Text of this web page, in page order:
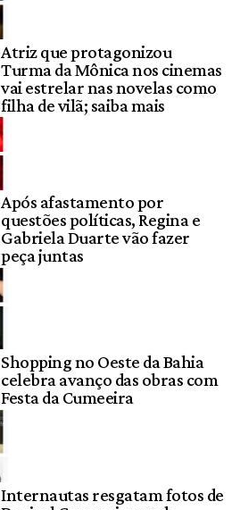
Atriz que protagonizou
Turma da Mônica nos cinemas
vai estrelar nas novelas como
filha de vilã; saiba mais
Após afastamento por
questões políticas, Regina e
Gabriela Duarte vão fazer
peça juntas
Shopping no Oeste da Bahia
celebra avanço das obras com
Festa da Cumeeira
Internautas resgatam fotos de